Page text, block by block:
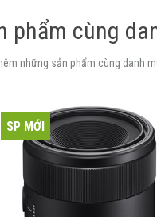
phẩm cùng
SP MỚI